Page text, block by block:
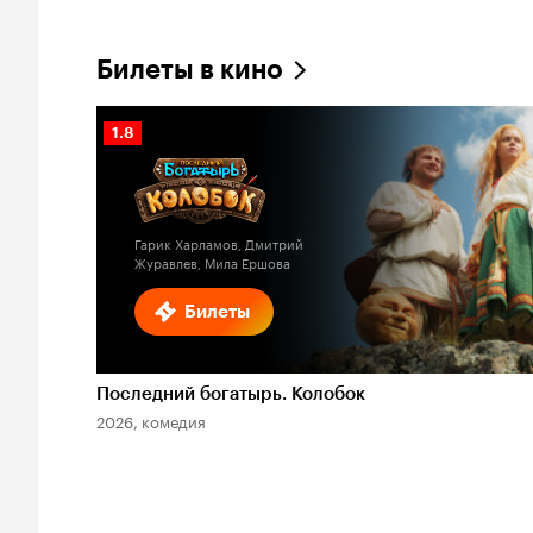
Билеты в кино
Билеты
Рейтинг
Кинопоиска
1.8
Гарик Харламов, Дмитрий
Журавлев, Мила Ершова
Последний богатырь. Колобок
2026, комедия